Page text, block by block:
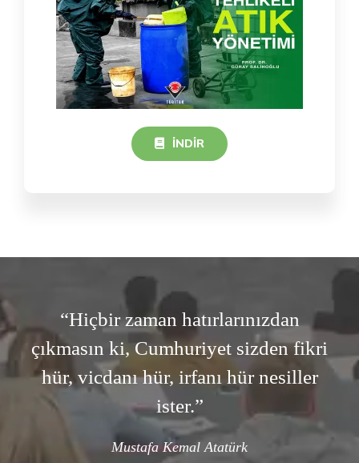
İNDIR
“Hiçbir zaman hatırlarınızdan
çıkmasın ki, Cumhuriyet sizden fikri
hür, vicdanı hür, irfanı hür nesiller
ister.”
Mustafa Kemal Atatürk